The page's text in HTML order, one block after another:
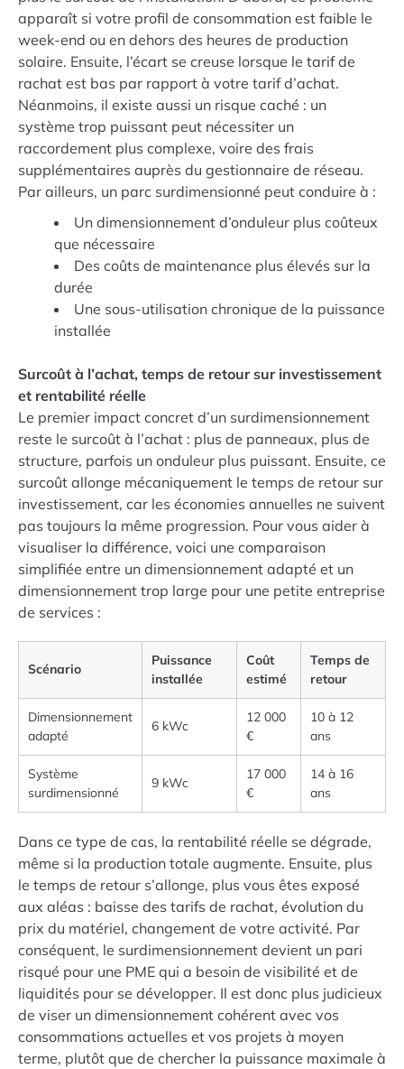
apparaît si votre profil de consommation est faible le
week-end ou en dehors des heures de production
solaire. Ensuite, l’écart se creuse lorsque le tarif de
rachat est bas par rapport à votre tarif d’achat.
Néanmoins, il existe aussi un risque caché : un
système trop puissant peut nécessiter un
raccordement plus complexe, voire des frais
supplémentaires auprès du gestionnaire de réseau.
Par ailleurs, un parc surdimensionné peut conduire à :
Un dimensionnement d’onduleur plus coûteux
que nécessaire
Des coûts de maintenance plus élevés sur la
durée
Une sous-utilisation chronique de la puissance
installée
Surcoût à l’achat, temps de retour sur investissement
et rentabilité réelle
Le premier impact concret d’un surdimensionnement
reste le surcoût à l’achat : plus de panneaux, plus de
structure, parfois un onduleur plus puissant. Ensuite, ce
surcoût allonge mécaniquement le temps de retour sur
investissement, car les économies annuelles ne suivent
pas toujours la même progression. Pour vous aider à
visualiser la différence, voici une comparaison
simplifiée entre un dimensionnement adapté et un
dimensionnement trop large pour une petite entreprise
de services :
Scénario
Puissance
installée
Coût
estimé
Temps de
retour
Dimensionnement
adapté
6 kWc
12 000
€
10 à 12
ans
Système
surdimensionné
9 kWc
17 000
€
14 à 16
ans
Dans ce type de cas, la rentabilité réelle se dégrade,
même si la production totale augmente. Ensuite, plus
le temps de retour s’allonge, plus vous êtes exposé
aux aléas : baisse des tarifs de rachat, évolution du
prix du matériel, changement de votre activité. Par
conséquent, le surdimensionnement devient un pari
risqué pour une PME qui a besoin de visibilité et de
liquidités pour se développer. Il est donc plus judicieux
de viser un dimensionnement cohérent avec vos
consommations actuelles et vos projets à moyen
terme, plutôt que de chercher la puissance maximale à